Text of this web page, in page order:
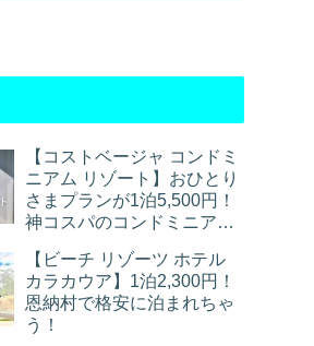
【コストベージャ コンドミ
ニアム リゾート】おひとり
さまプランが1泊5,500円！
神コスパのコンドミニアム
【ビーチ リゾーツ ホテル
カラカウア】1泊2,300円！
恩納村で格安に泊まれちゃ
う！